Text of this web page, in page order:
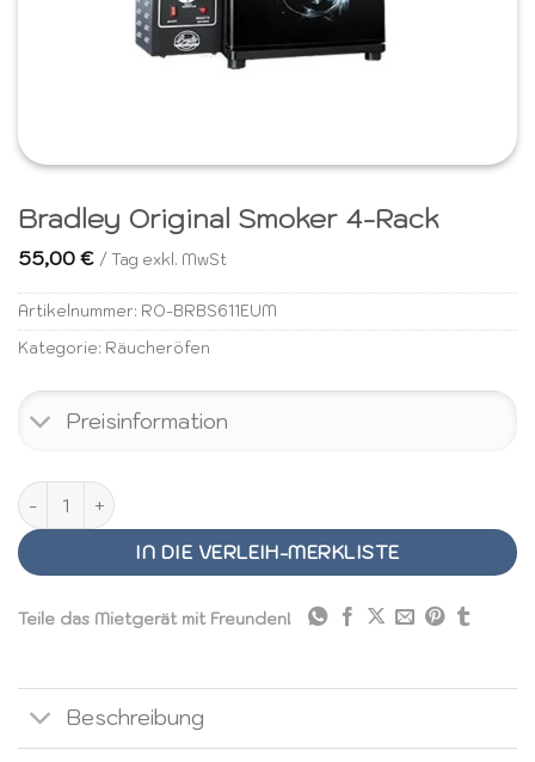
Bradley Original Smoker 4-Rack
55,00 € / Tag exkl. MwSt
Artikelnummer: RO-BRBS611EUM
Kategorie: Räucheröfen
Preisinformation
Bradley Original Smoker 4-Rack Menge
IN DIE VERLEIH-MERKLISTE
Teile das Mietgerät mit Freunden!
Beschreibung